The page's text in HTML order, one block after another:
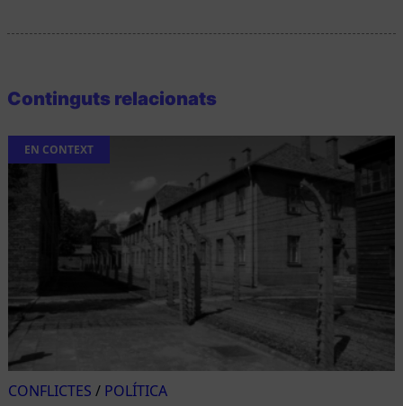
Continguts relacionats
EN CONTEXT
CONFLICTES / POLÍTICA